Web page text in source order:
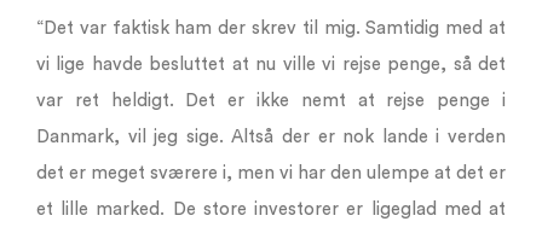
“Det var faktisk ham der skrev til mig. Samtidig med at
vi lige havde besluttet at nu ville vi rejse penge, så det
var ret heldigt. Det er ikke nemt at rejse penge i
Danmark, vil jeg sige. Altså der er nok lande i verden
det er meget sværere i, men vi har den ulempe at det er
et lille marked. De store investorer er ligeglad med at